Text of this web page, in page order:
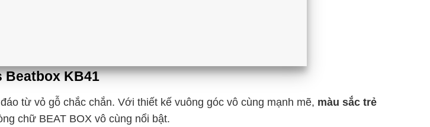
Beatbox KB41
từ vỏ gỗ chắc chắn. Với thiết kế vuông góc vô cùng mạnh mẽ, màu sắc trẻ
chữ BEAT BOX vô cùng nổi bật.